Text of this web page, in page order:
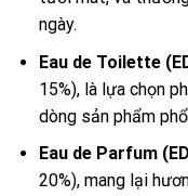
ngày.
Eau de Toilette
15%), là lựa chọn
dòng sản phẩm
Eau de Parfum
20%), mang lại